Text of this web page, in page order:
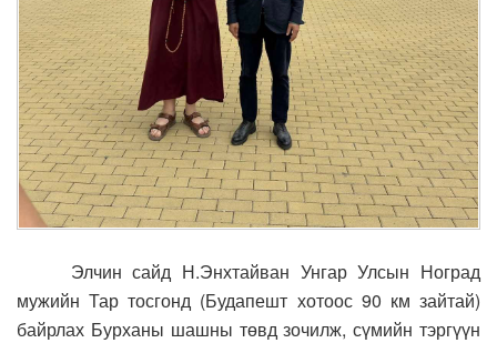
Элчин сайд Н.Энхтайван Унгар Улсын Ноград
мужийн Тар тосгонд (Будапешт хотоос 90 км зайтай)
байрлах Бурханы шашны төвд зочилж, сүмийн тэргүүн